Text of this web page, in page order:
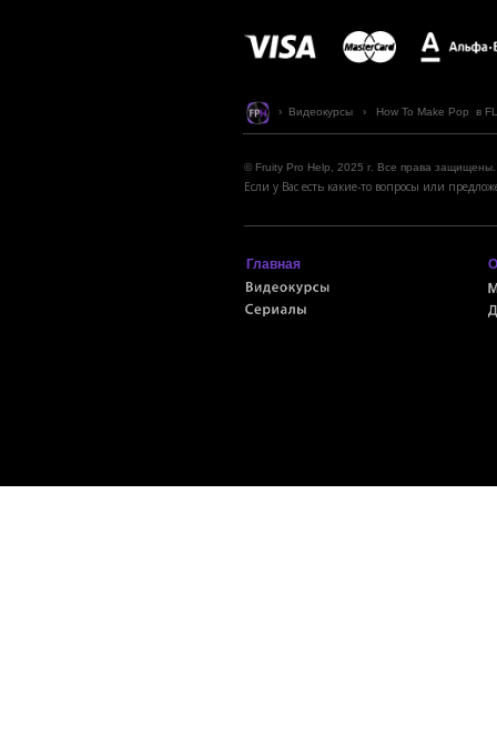
Главная
© Fruity Pro Help, 2025 г. Все права защищены.
Если у Вас есть какие-то вопросы или
› Видеокурсы › How To Make Pop в FL